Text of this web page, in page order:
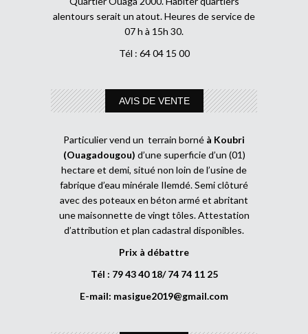
alentours serait un atout. Heures de service de
07 h à 15h 30.
Tél : 64 04 15 00
AVIS DE VENTE
Particulier vend un terrain borné à Koubri
(Ouagadougou) d’une superficie d’un (01)
hectare et demi, situé non loin de l’usine de
fabrique d’eau minérale Ilemdé. Semi clôturé
avec des poteaux en béton armé et abritant
une maisonnette de vingt tôles. Attestation
d’attribution et plan cadastral disponibles.
Prix à débattre
Tél : 79 43 40 18/ 74 74 11 25
E-mail: masigue2019@gmail.com